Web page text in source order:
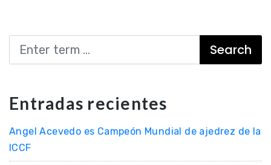
Search
Entradas recientes
Angel Acevedo es Campeón Mundial de ajedrez de la
ICCF